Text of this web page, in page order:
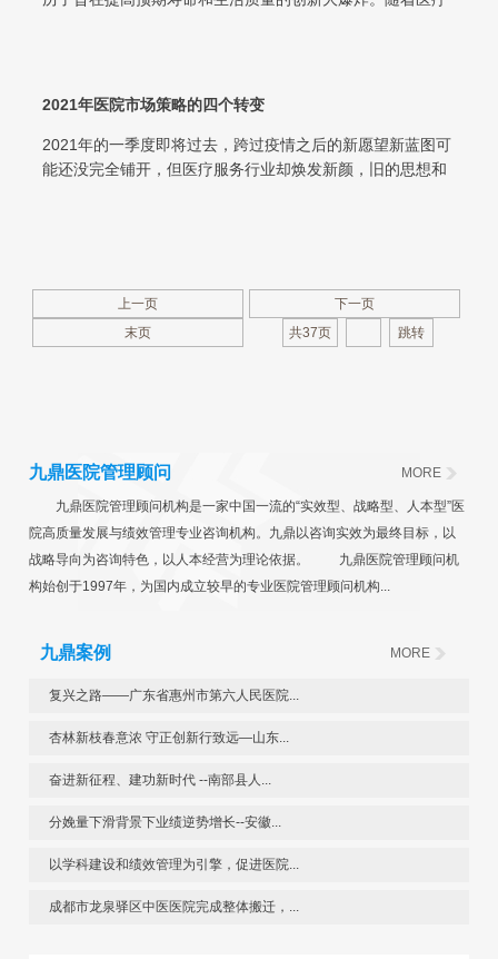
2021年医院市场策略的四个转变
2021年的一季度即将过去，跨过疫情之后的新愿望新蓝图可
能还没完全铺开，但医疗服务行业却焕发新颜，旧的思想和
上一页
下一页
末页
共37页
九鼎医院管理顾问 MORE
九鼎医院管理顾问机构是一家中国一流的“实效型、战略型、人本型”医
院高质量发展与绩效管理专业咨询机构。九鼎以咨询实效为最终目标，以
战略导向为咨询特色，以人本经营为理论依据。 九鼎医院管理顾问机
构始创于1997年，为国内成立较早的专业医院管理顾问机构...
九鼎案例 MORE
复兴之路——广东省惠州市第六人民医院...
杏林新枝春意浓 守正创新行致远—山东...
奋进新征程、建功新时代 --南部县人...
分娩量下滑背景下业绩逆势增长--安徽...
以学科建设和绩效管理为引擎，促进医院...
成都市龙泉驿区中医医院完成整体搬迁，...